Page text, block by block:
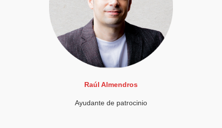
Raúl Almendros
Ayudante de patrocinio